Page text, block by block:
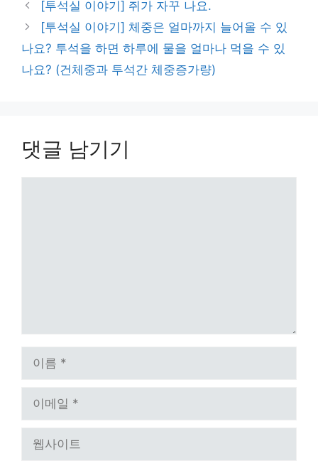
[투석실 이야기] 쥐가 자꾸 나요.
[투석실 이야기] 체중은 얼마까지 늘어올 수 있
나요? 투석을 하면 하루에 물을 얼마나 먹을 수 있
나요? (건체중과 투석간 체중증가량)
댓글 남기기
일